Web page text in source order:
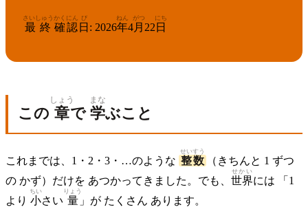
最終
さいしゅう
確認
かくにん
日
び
: 2026年
ねん
4月
がつ
22 日
にち
この 章
しょう
で 学
まな
ぶこと
これまでは、1・2・3・…のような 整数
せいすう
（きちんと 1 ずつ
の かず）だけを あつかってきました。でも、 世界
せかい
には 「1
より 小
ちい
さい 量
りょう
」が たくさん あります。